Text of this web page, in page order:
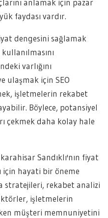
anlamak için pazar
faydası vardır.
dengesini sağlamak
varlığını
ulaşmak için SEO
işletmelerin rekabet
Böylece, potansiyel
çekmek daha kolay hale
Sandıklı'nın fiyat
için hayati bir öneme
stratejileri, rekabet analizi
işletmelerin
müşteri memnuniyetini